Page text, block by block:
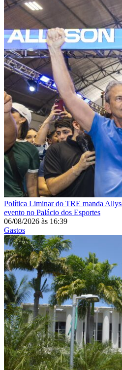
Política Liminar do TRE manda
evento no Palácio dos Esportes
06/08/2026 às 16:39
Gastos